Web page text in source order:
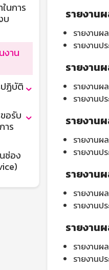
นการ
บ
งาน
ฏิบัติ
อรับ
าร
ช่อง
รายงาน
รายงานผ
รายงานป
รายงาน
รายงานผ
รายงานป
รายงาน
รายงานผ
รายงานป
รายงาน
รายงานผ
รายงานป
รายงาน
รายงานผ
รายงานป